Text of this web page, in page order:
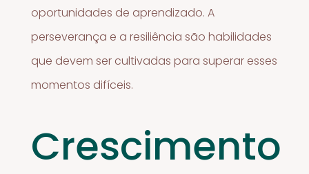
oportunidades de aprendizado. A
perseverança e a resiliência são habilidades
que devem ser cultivadas para superar esses
momentos difíceis.
Crescimento